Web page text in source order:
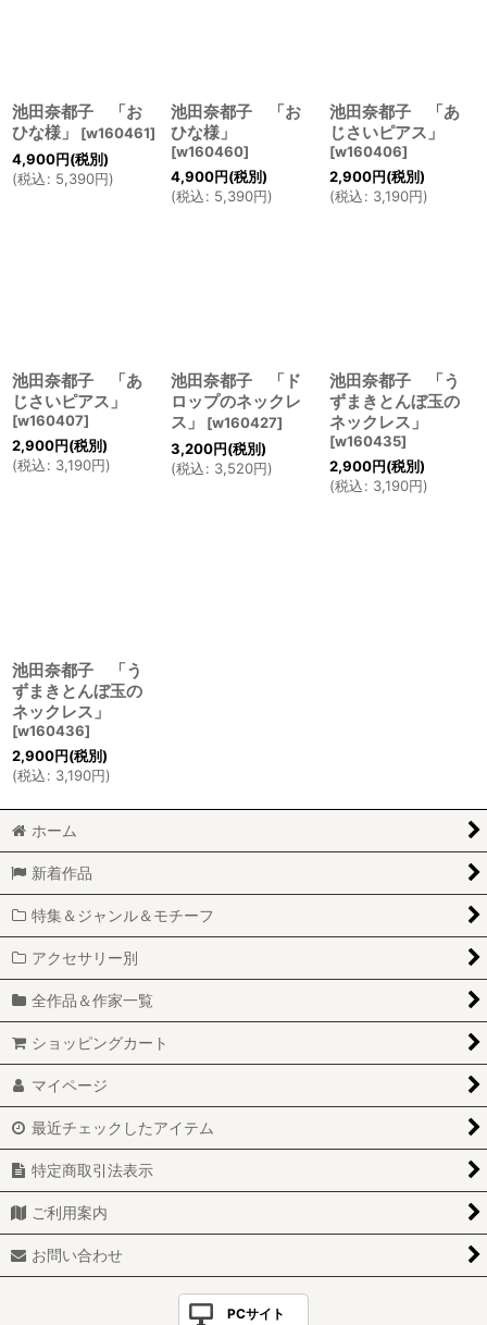
池田奈都子 「お
ひな様」
[w160461]
4,900円(税別)
(税込: 5,390円)
池田奈都子 「お
ひな様」
[w160460]
4,900円(税別)
(税込: 5,390円)
池田奈都子 「あ
じさいピアス」
[w160406]
2,900円(税別)
(税込: 3,190円)
池田奈都子 「あ
じさいピアス」
[w160407]
2,900円(税別)
(税込: 3,190円)
池田奈都子 「ド
ロップのネックレ
ス」
[w160427]
3,200円(税別)
(税込: 3,520円)
池田奈都子 「う
ずまきとんぼ玉の
ネックレス」
[w160435]
2,900円(税別)
(税込: 3,190円)
池田奈都子 「う
ずまきとんぼ玉の
ネックレス」
[w160436]
2,900円(税別)
(税込: 3,190円)
ホーム
新着作品
特集＆ジャンル＆モチーフ
アクセサリー別
全作品＆作家一覧
ショッピングカート
マイページ
最近チェックしたアイテム
特定商取引法表示
ご利用案内
お問い合わせ
PCサイト